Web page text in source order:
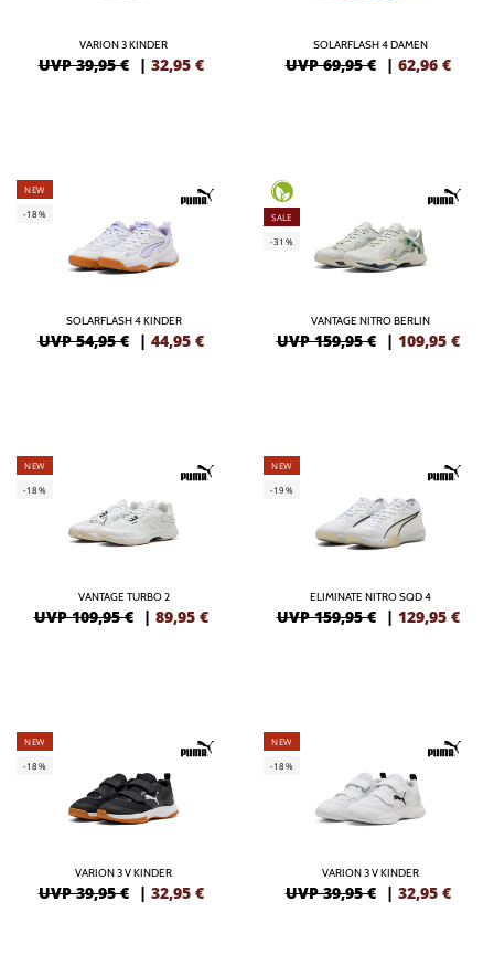
VARION 3 KINDER
UVP 39,95 € | 32,95 €
SOLARFLASH 4 DAMEN
UVP 69,95 € | 62,96 €
NEW
-18%
SOLARFLASH 4 KINDER
UVP 54,95 € | 44,95 €
SALE
-31%
VANTAGE NITRO BERLIN
UVP 159,95 € | 109,95 €
NEW
-18%
VANTAGE TURBO 2
UVP 109,95 € | 89,95 €
NEW
-19%
ELIMINATE NITRO SQD 4
UVP 159,95 € | 129,95 €
NEW
-18%
VARION 3 V KINDER
UVP 39,95 € | 32,95 €
NEW
-18%
VARION 3 V KINDER
UVP 39,95 € | 32,95 €